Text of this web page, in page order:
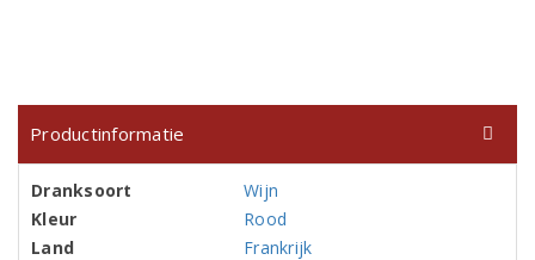
Productinformatie
Dranksoort
Wijn
Kleur
Rood
Land
Frankrijk